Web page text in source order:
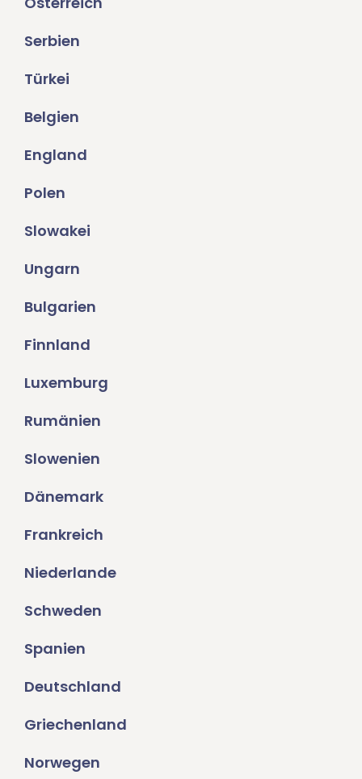
Serbien
Türkei
Belgien
England
Polen
Slowakei
Ungarn
Bulgarien
Finnland
Luxemburg
Rumänien
Slowenien
Dänemark
Frankreich
Niederlande
Schweden
Spanien
Deutschland
Griechenland
Norwegen